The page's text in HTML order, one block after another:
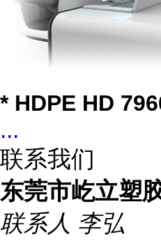
* HDPE HD
...
联系我们
东莞市屹立塑
联系人 李弘